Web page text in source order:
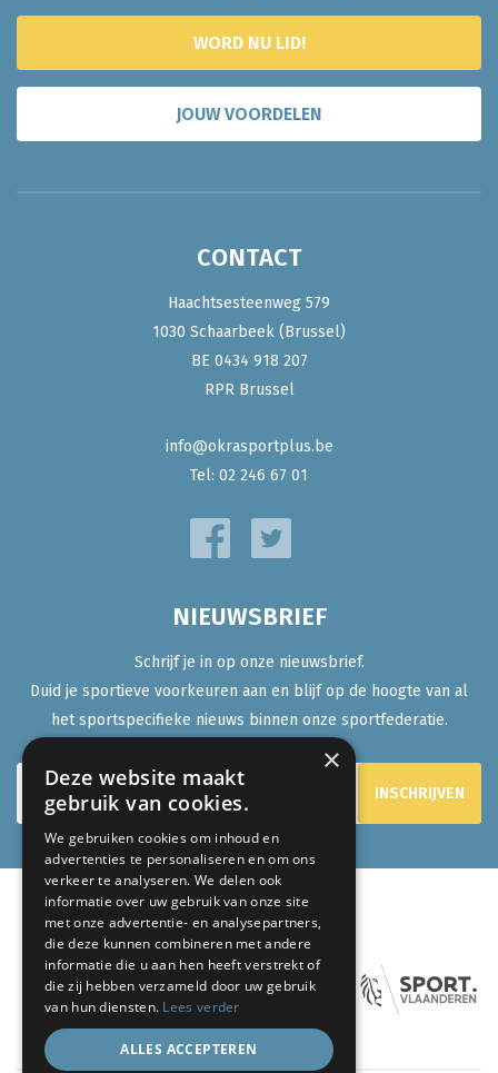
WORD NU LID!
JOUW VOORDELEN
CONTACT
Haachtsesteenweg 579
1030 Schaarbeek (Brussel)
BE 0434 918 207
RPR Brussel
info@okrasportplus.be
Tel: 02 246 67 01
NIEUWSBRIEF
Schrijf je in op onze nieuwsbrief.
Duid je sportieve voorkeuren aan en blijf op de hoogte van al
het sportspecifieke nieuws binnen onze sportfederatie.
ONZE PARTNERS:
×
Deze website maakt
gebruik van cookies.
We gebruiken cookies om inhoud en
advertenties te personaliseren en om ons
verkeer te analyseren. We delen ook
informatie over uw gebruik van onze site
met onze advertentie- en analysepartners,
die deze kunnen combineren met andere
informatie die u aan hen heeft verstrekt of
die zij hebben verzameld door uw gebruik
van hun diensten. Lees verder
ALLES ACCEPTEREN